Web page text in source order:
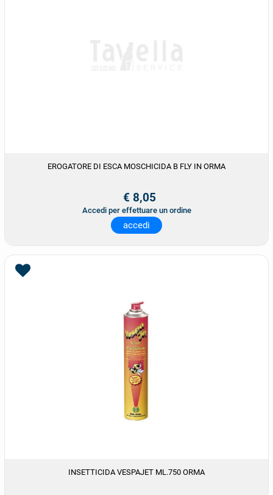
EROGATORE DI ESCA MOSCHICIDA B FLY IN ORMA
€ 8,05
Accedi per effettuare un ordine
accedi
INSETTICIDA VESPAJET ML.750 ORMA